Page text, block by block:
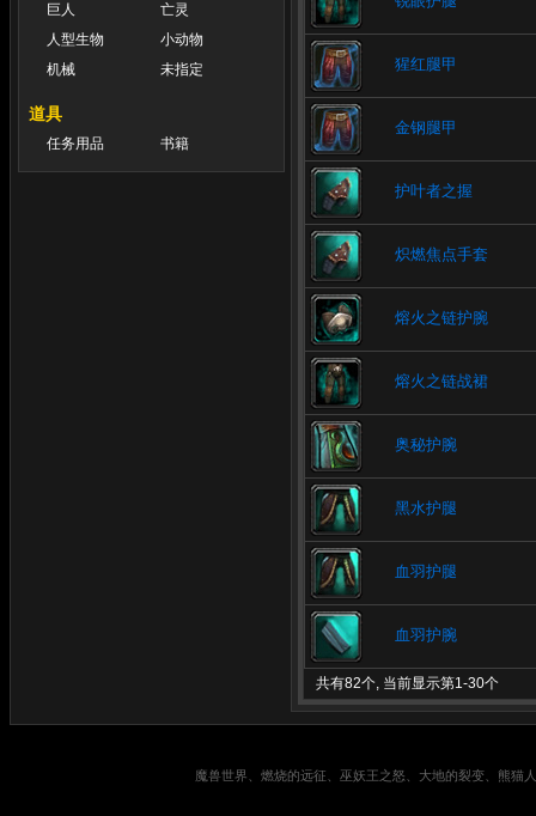
巨人
亡灵
人型生物
小动物
机械
未指定
道具
任务用品 书籍
猩红腿甲
金钢腿甲
护叶者之握
炽燃焦点手套
熔火之链护腕
熔火之链战裙
奥秘护腕
黑水护腿
血羽护腿
血羽护腕
共有82个, 当前显示第1-30个
魔兽世界、燃烧的远征、巫妖王之怒、大地的裂变、熊猫